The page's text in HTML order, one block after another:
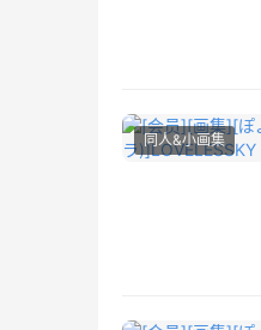
同人&小画集